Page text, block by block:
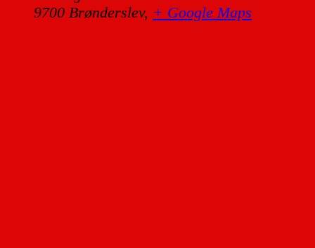
9700 Brønderslev, + Google Maps